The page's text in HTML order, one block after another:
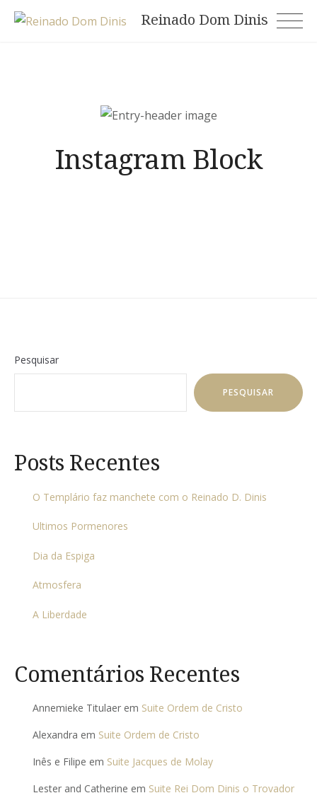
Skip
Reinado Dom Dinis
Instagram Block
Pesquisar
PESQUISAR
Posts Recentes
O Templário faz manchete com o Reinado D. Dinis
Ultimos Pormenores
Dia da Espiga
Atmosfera
A Liberdade
Comentários Recentes
Annemieke Titulaer em Suite Ordem de Cristo
Alexandra em Suite Ordem de Cristo
Inês e Filipe em Suite Jacques de Molay
Lester and Catherine em Suite Rei Dom Dinis o Trovador